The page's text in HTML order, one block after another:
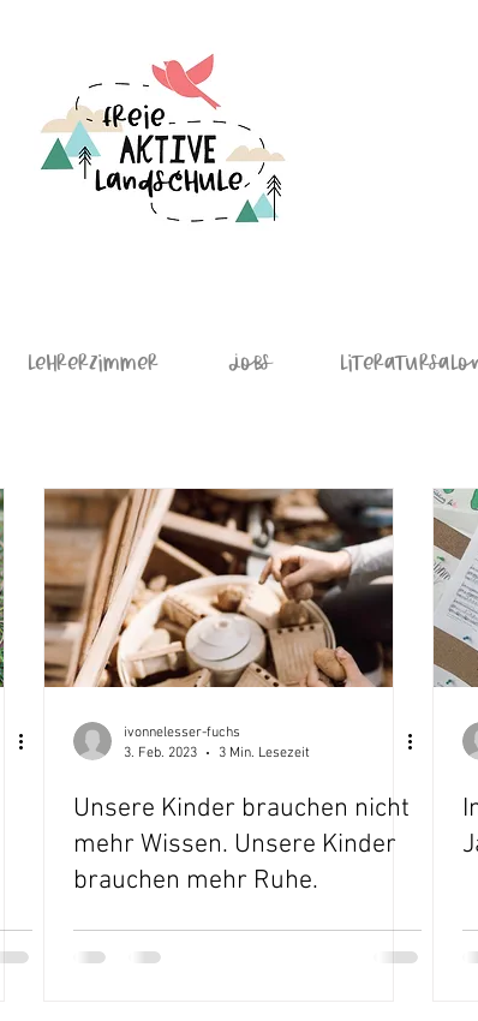
Lehrerzimmer Jobs
ivonnelesser-fuchs
3. Feb. 2023
3 Min. Lesezeit
Unsere Kinder brauchen nicht
mehr Wissen. Unsere Kinder
brauchen mehr Ruhe.